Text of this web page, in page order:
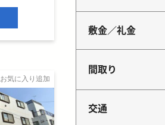
敷金／礼金
間取り
交通
お気に入り追加